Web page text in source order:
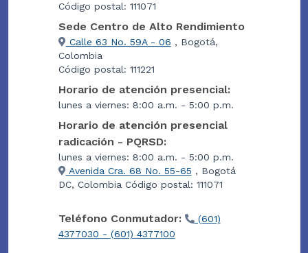
Código postal: 111071
Sede Centro de Alto Rendimiento
Calle 63 No. 59A - 06 , Bogotá,
Colombia
Código postal: 111221
Horario de atención presencial:
lunes a viernes: 8:00 a.m. - 5:00 p.m.
Horario de atención presencial
radicación - PQRSD:
lunes a viernes: 8:00 a.m. - 5:00 p.m.
Avenida Cra. 68 No. 55-65 , Bogotá
DC, Colombia Código postal: 111071
Teléfono Conmutador:
(601)
4377030 - (601) 4377100